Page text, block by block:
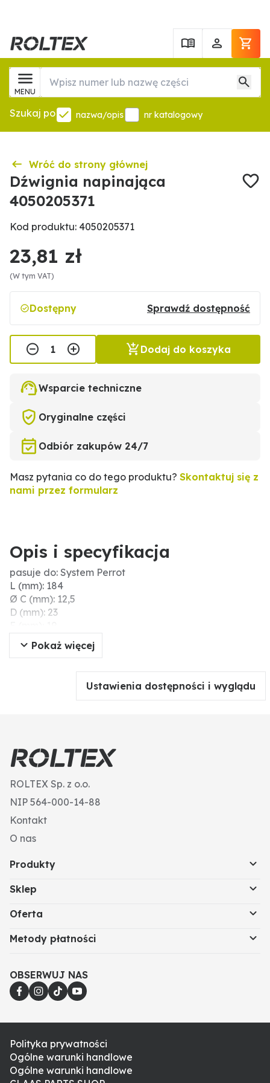
MENU
Szukaj po nazwa/opis nr katalogowy
Wróć do strony głównej
Dźwignia napinająca
4050205371
Kod produktu: 4050205371
23,81 zł
(W tym VAT)
Dostępny Sprawdź dostępność
Dodaj do koszyka
Wsparcie techniczne
Oryginalne części
Odbiór zakupów 24/7
Masz pytania co do tego produktu? Skontaktuj się z
nami przez formularz
Opis i specyfikacja
pasuje do: System Perrot
L (mm): 184
Ø C (mm): 12,5
D (mm): 23
A (mm): 23
B (mm): 19
Szerokość nominalna (mm/cale): 70 / 2 1/2"
Pokaż więcej
Ustawienia dostępności i wyglądu
ROLTEX Sp. z o.o.
NIP 564-000-14-88
Kontakt
O nas
Produkty
Sklep
Oferta
Metody płatności
OBSERWUJ NAS
Polityka prywatności
Ogólne warunki handlowe
Ogólne warunki handlowe